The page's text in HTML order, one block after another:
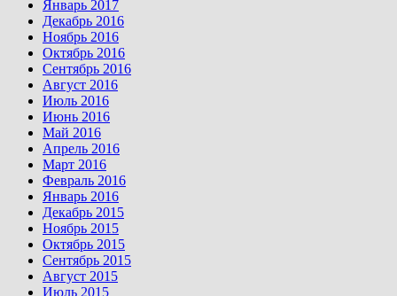
Январь 2017
Декабрь 2016
Ноябрь 2016
Октябрь 2016
Сентябрь 2016
Август 2016
Июль 2016
Июнь 2016
Май 2016
Апрель 2016
Март 2016
Февраль 2016
Январь 2016
Декабрь 2015
Ноябрь 2015
Октябрь 2015
Сентябрь 2015
Август 2015
Июль 2015